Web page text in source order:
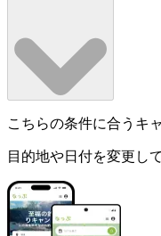
こちらの条件に合うキ
目的地や日付を変更し